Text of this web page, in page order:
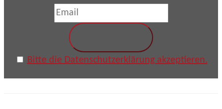
Bitte die Datenschutzerklärung akzeptieren.